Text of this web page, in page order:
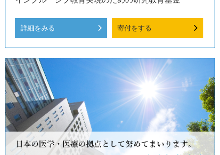
詳細をみる 寄付をする